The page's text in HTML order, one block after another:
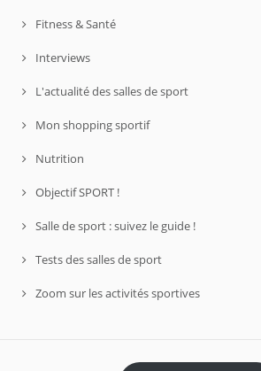
Fitness & Santé
Interviews
L'actualité des salles de sport
Mon shopping sportif
Nutrition
Objectif SPORT !
Salle de sport : suivez le guide !
Tests des salles de sport
Zoom sur les activités sportives